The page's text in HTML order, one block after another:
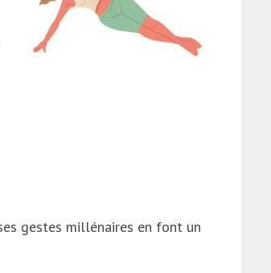
gestes millénaires en font un